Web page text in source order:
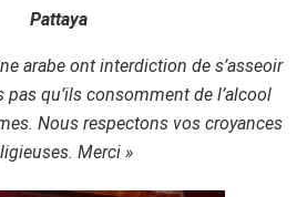
Pattaya
arabe ont interdiction de s’asseoir
qu’ils consomment de l’alcool
Nous respectons vos croyances
Merci »